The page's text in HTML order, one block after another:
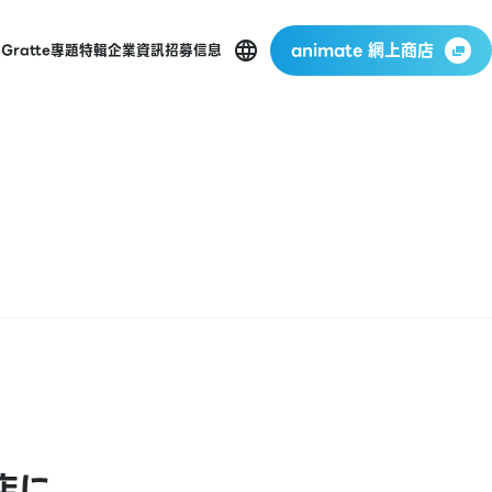
Gratte專題特輯企業資訊招募信息 animate 網上商店